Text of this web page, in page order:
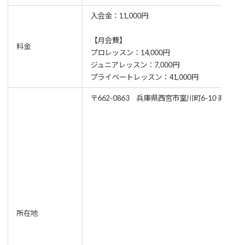
料金
入会金：11,000円
【月会費】
プロレッスン：14,000円
ジュニアレッスン：7,000円
プライベートレッスン：41,000円
所在地
〒662-0863 兵庫県西宮市室川町6-10 楽